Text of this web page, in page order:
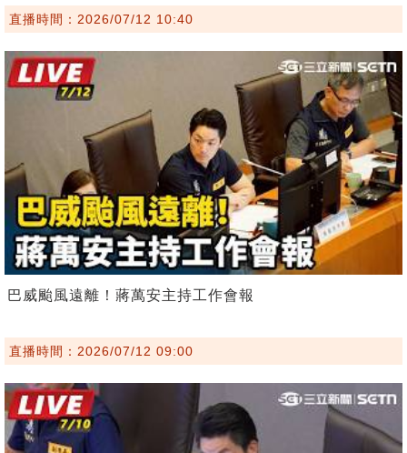
直播時間：2026/07/12 10:40
巴威颱風遠離！蔣萬安主持工作會報
直播時間：2026/07/12 09:00